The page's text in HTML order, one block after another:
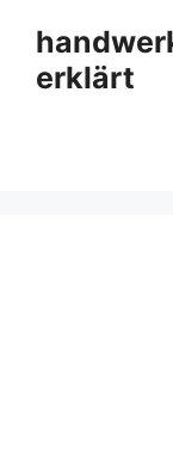
Inhalt
springen
erklärt